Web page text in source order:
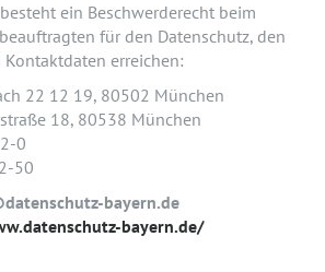
ein Beschwerderecht beim
für den Datenschutz, den
erreichen:
22 12 19, 80502 München
18, 80538 München
0
50
bayern.de
bayern.de/